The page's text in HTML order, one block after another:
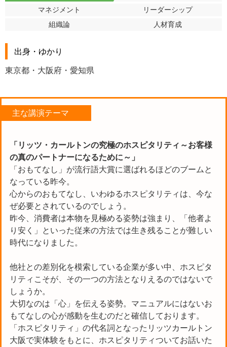
マネジメント
リーダーシップ
組織論
人材育成
出身・ゆかり
東京都・大阪府・愛知県
主な講演テーマ
「リッツ・カールトンの究極のホスピタリティ～お客様
の真のパートナーになるために～」
「おもてなし」が流行語大賞に選ばれるほどのブームと
なっている昨今。
心からのおもてなし、いわゆるホスピタリティは、今な
ぜ必要とされているのでしょう。
昨今、消費者は本物を見極める姿勢は強まり、「他者よ
り安く」といった従来の方法では生き残ることが難しい
時代になりました。
他社との差別化を模索している企業が多い中、ホスピタ
リティこそが、その一つの方法となりえるのではないで
しょうか。
大切なのは「心」を伝える姿勢。マニュアルにはないお
もてなしの心が感動を生むのだと確信しております。
「ホスピタリティ」の代名詞となったリッツカールトン
大阪で実体験をもとに、ホスピタリティついてお話いた